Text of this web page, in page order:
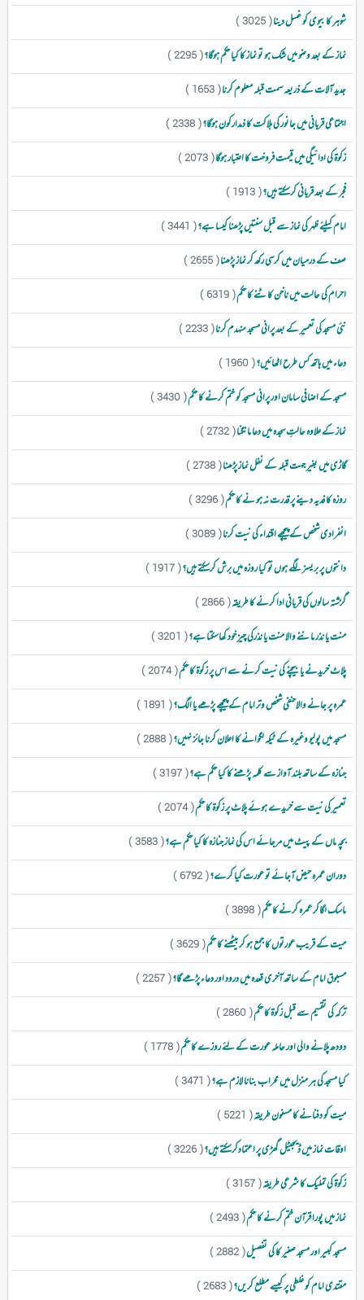
شوہر کا بیوی کو غسل دینا( 3025 )
نماز کے بعد وضو میں شک ہو تو نماز کا کیا حکم ہوگا؟( 2295 )
جدید آلات کے ذریعہ سمت قبلہ معلوم کرنا( 1653 )
اجتماعی قربانی میں جانور کی ہلاکت کا ذمدارکون ہوگا؟( 2338 )
زکوۃ کی ادائیگی میں قیمت فروخت کا اعتبار ہوگا( 2073 )
فجر کے بعد قربانی کرسکتے ہیں؟( 1913 )
امام کیلئے ظہر کی نماز سے قبل سنتیں پڑھنا کیسا ہے؟( 3441 )
صف کے درمیان میں کرسی رکھ کر نماز پڑھنا( 2655 )
احرام کی حالت میں ناخن کاٹنے کا حکم( 6319 )
نئی مسجد کی تعمیر کے بعد پرانی مسجد منہدم کرنا( 2233 )
دعاء میں ہاتھ کس طرح اٹھائیں؟( 1960 )
مسجد کے اضافی سامان اور پرانی مسجد کو ختم کرنے کا حکم( 3430 )
نماز کے علاوہ حالتِ سجدہ میں دعا مانگنا( 2732 )
گاڑی میں بغیر جہت قبلہ کے نفل نماز پڑھنا( 2738 )
روزہ کا فدیہ دینے پر قدرت نہ ہو نے کا حکم( 3296 )
انفرادی شخص کے پیچھے اقتداء کی نیت کرنا( 3089 )
دانتوں پر بریسز لگے ہوں تو کیا روزہ میں برش کرسکتے ہیں؟( 1917 )
گزشتہ سالوں کی قربانی ادا کرنے کا طریقہ( 2866 )
منت یا نذر ماننے والا منت یا نذرکی چیز خود کھاسکتا ہے؟( 3201 )
پلاٹ خریدنے یا بیچنے کی نیت کرنے سے اس پر زکوۃ کا حکم( 2074 )
عمرہ پر جانے والاحنفی شخص وتر امام کے پیچھے پڑھے یا الگ؟( 1891 )
مسجد میں پولیو وغیرہ کے ٹیکہ لگوانے کا اعلان کرنا جائز نہیں؟( 2888 )
جنازہ کے ساتھ بلند آواز سے کلمہ پڑھنے کا کیا حکم ہے؟( 3197 )
تعمیر کی نیت سے خریدے ہوئے پلاٹ پر زکوۃ کا حکم( 2074 )
بچہ ماں کے پیٹ میں مرجائے اس کی نماز جنازہ کا کیا حکم ہے؟( 3583 )
دوران عمرہ حیض آجائے تو عورت کیا کرے؟( 6792 )
ماسک لگاکر عمرہ کرنے کا حکم( 3898 )
میت کے قریب عورتوں کا جمع ہو کر بیٹھنے کا حکم( 3629 )
مسبوق امام کے ساتھ آخری قعدہ میں درود اور دعاء پڑھے گا؟( 2257 )
ترکہ کی تقسیم سے قبل زکوۃ کا حکم( 2860 )
دودھ پلانے والی اور حاملہ عورت کے لئے روزے کا حکم( 1778 )
کیا مسجد کی ہر منزل میں محراب بنانا لازم ہے؟( 3471 )
میت کو دفنانے کا مسنون طریقہ( 5221 )
اوقات نماز میں ڈیجیٹل گھڑی پر اعتمادکرسکتے ہیں؟( 3226 )
زکوۃ کی تملیک کا شرعی طریقہ( 3157 )
نماز میں پورا قرآن ختم کرنے کا حکم( 2493 )
مسجد کبیر اور مسجد صغیر کا کی تفصیل( 2882 )
مقتدی امام کو غلطی پر کیسے مطلع کریں؟( 2683 )